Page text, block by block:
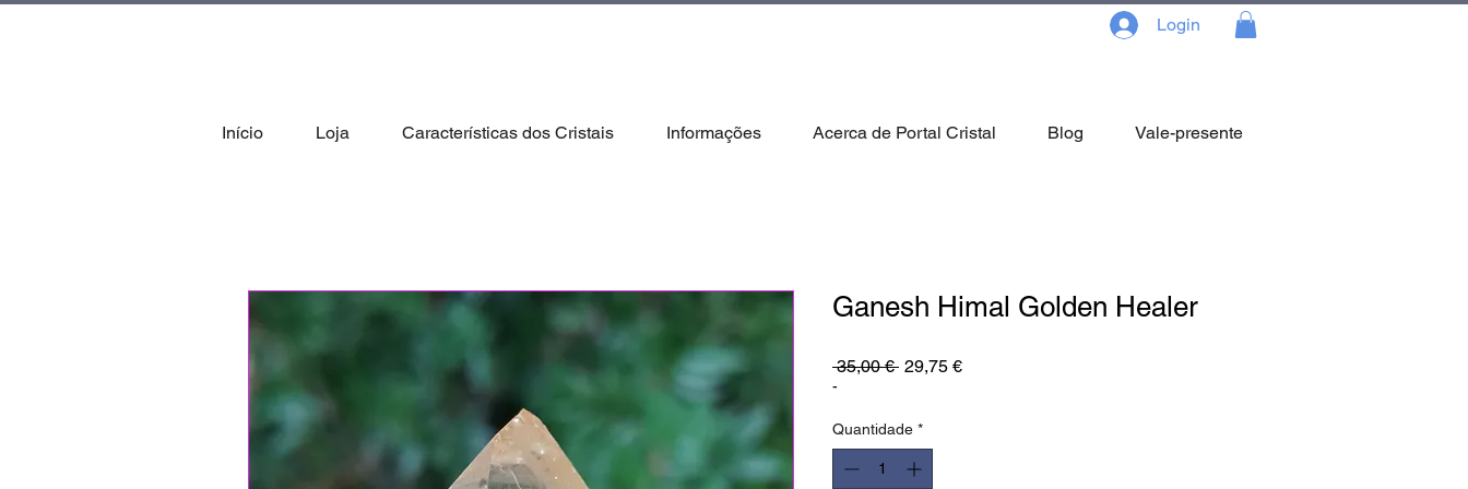
Login
Início Loja Características dos Cristais Informações Acerca de Portal Cristal Blog Vale-presente
Ganesh Himal Golden Healer
35,00 € Preço
29,75 €Preço
-
Quantidade *